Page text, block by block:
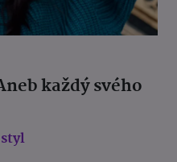
každý svého